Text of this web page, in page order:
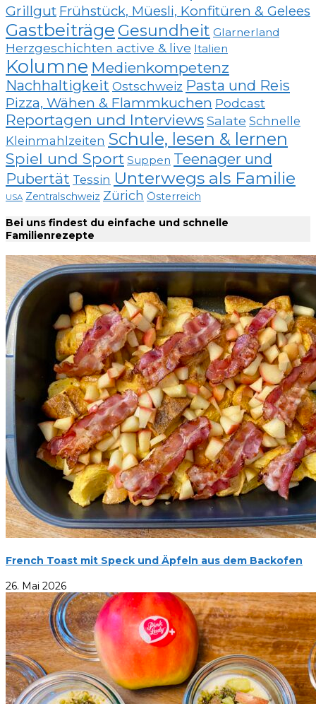
Grillgut Frühstück, Müesli, Konfitüren & Gelees
Gastbeiträge Gesundheit Glarnerland
Herzgeschichten active & live Italien
Kolumne Medienkompetenz
Nachhaltigkeit Ostschweiz Pasta und Reis
Pizza, Wähen & Flammkuchen Podcast
Reportagen und InterviewsSalate Schnelle
Kleinmahlzeiten Schule, lesen & lernen
Spiel und Sport Suppen Teenager und
Pubertät Tessin Unterwegs als Familie
USA Zentralschweiz Zürich Österreich
Bei uns findest du einfache und schnelle
Familienrezepte
French Toast mit Speck und Äpfeln aus dem Backofen
26. Mai 2026